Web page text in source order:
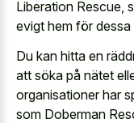
Liberation Rescue,
evigt hem för
Du kan hitta en
att söka på nätet
organisationer har
som Doberman